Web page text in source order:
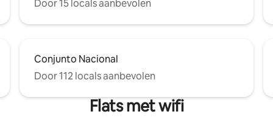
Door 15 locals aanbevolen
Conjunto Nacional
Door 112 locals aanbevolen
Flats met wifi